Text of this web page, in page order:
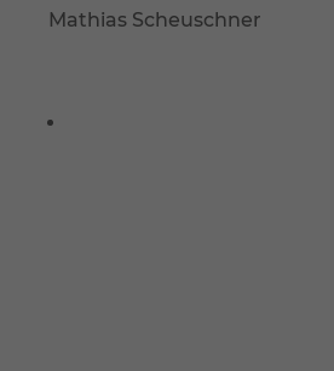
Mathias Scheuschner